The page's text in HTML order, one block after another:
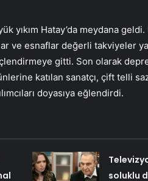
yıkım Hatay’da meydana geldi.
ve esnaflar değerli takviyeler
gitti. Son olarak
katılan sanatçı, çift telli
doyasıya eğlendirdi.
soluklu